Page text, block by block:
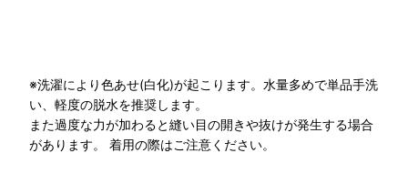
※洗濯により色あせ(白化)が起こります。水量多めで単品手洗
い、軽度の脱水を推奨します。
また過度な力が加わると縫い目の開きや抜けが発生する場合
があります。 着用の際はご注意ください。